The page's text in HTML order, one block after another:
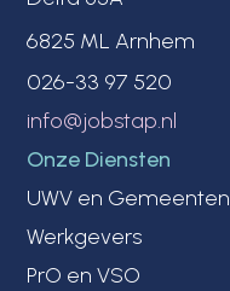
6825 ML Arnhem
026-33 97 520
info@jobstap.nl
Onze Diensten
UWV en Gemeenten
Werkgevers
PrO en VSO